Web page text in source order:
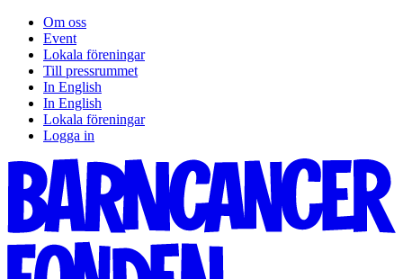
Om oss
Event
Lokala föreningar
Till pressrummet
In English
In English
Lokala föreningar
Logga in